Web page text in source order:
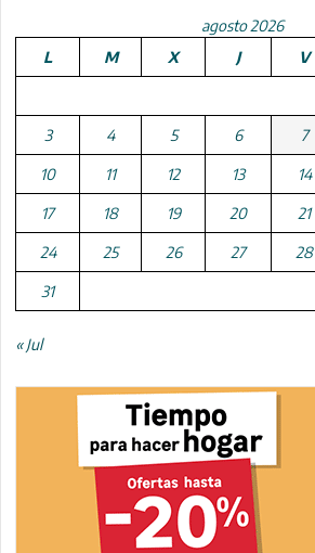
agosto 2026
L
M X J V
3 4 5 6 7
10 11 12 13 14
17 18 19 20 21
24 25 26 27 28
31
« Jul